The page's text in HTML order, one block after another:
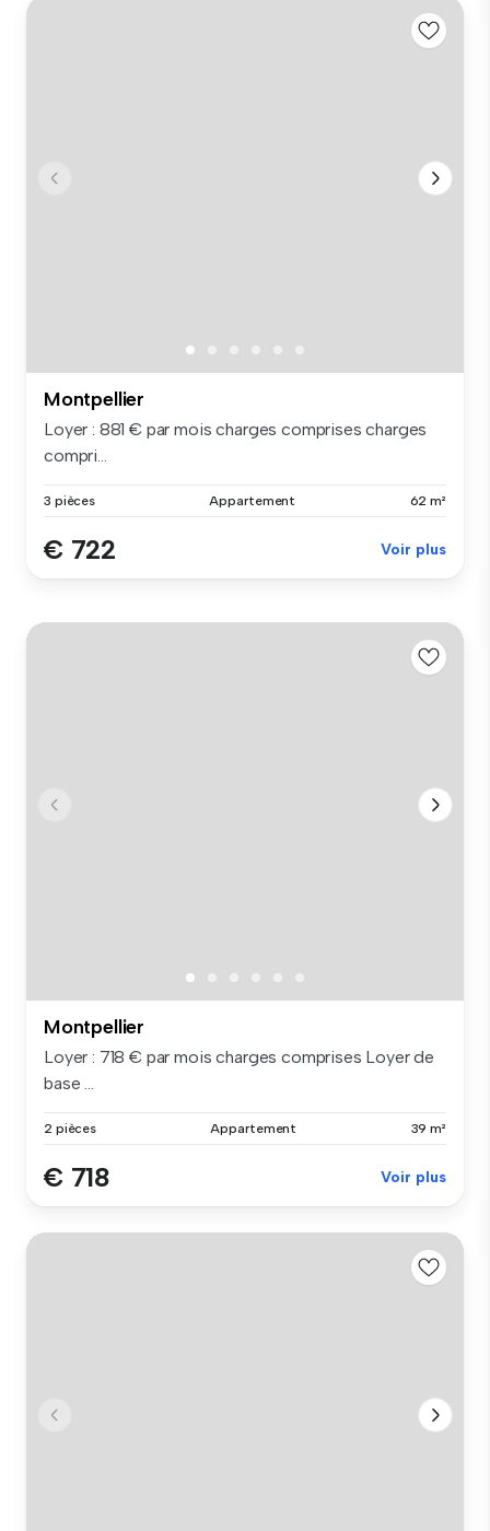
Montpellier
Loyer : 881 € par mois charges comprises charges
compri...
3 pièces Appartement 62 m²
€ 722 Voir plus
Montpellier
Loyer : 718 € par mois charges comprises Loyer de
base ...
2 pièces Appartement 39 m²
€ 718 Voir plus